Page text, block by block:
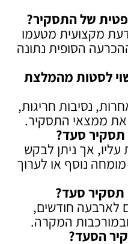
של התסקיר?
מקצועית מטעמו
הסופית נתונה
לסטות מהמלצת
נסיבות חריגות,
את ממצאי התסקיר.
תסקיר סעד?
עליו, אך ניתן לבקש
נוסף או לערוך
תסקיר סעד?
לארבעה חודשים,
המקרה.
הסעד?